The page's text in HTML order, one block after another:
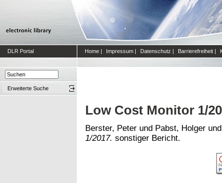
DLR Portal Home | Impressum | Datenschutz | Barrierefreiheit |
Erweiterte Suche
Low Cost Monitor 1/
Berster, Peter und Pabst, Holger
1/2017. sonstiger Bericht.